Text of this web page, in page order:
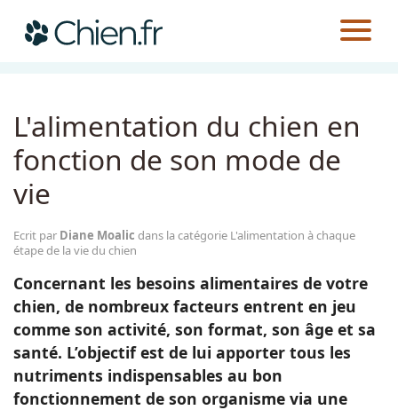
CHIEN.FR GUIDES
ALIMENTATION
L'alimentation du chien en
fonction de son mode de
vie
Ecrit par Diane Moalic dans la catégorie L'alimentation à chaque
étape de la vie du chien
Concernant les besoins alimentaires de votre
chien, de nombreux facteurs entrent en jeu
comme son activité, son format, son âge et sa
santé. L’objectif est de lui apporter tous les
nutriments indispensables au bon
fonctionnement de son organisme via une